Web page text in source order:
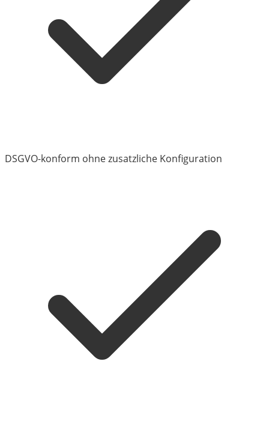
DSGVO-konform ohne zusatzliche Konfiguration